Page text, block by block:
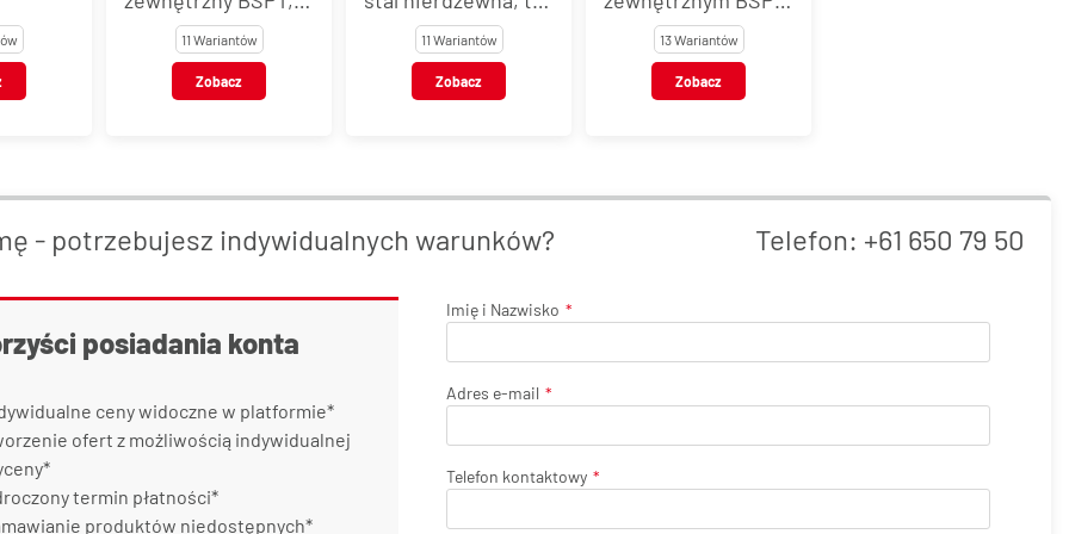
BSPT,
typ
stal nierdzewna, typ
VT127
11 Wariantów
Zobacz
11 Wariantów
Zobacz
stal nierdzewna, typ
VT117
13 Wariantów
Zobacz
- potrzebujesz indywidualnych warunków? Telefon: +61 650 79 50
posiadania konta
ceny widoczne w platformie*
ofert z możliwością indywidualnej
termin płatności*
produktów niedostępnych*
Imię i Nazwisko
Adres e-mail
Telefon kontaktowy